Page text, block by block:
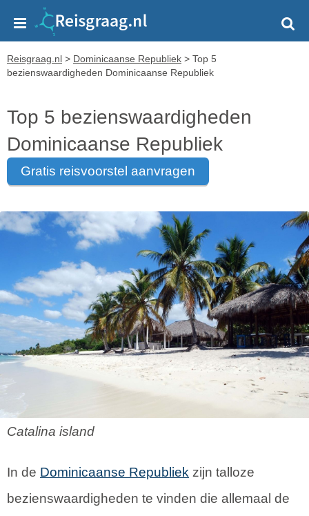
Reisgraag.nl > Dominicaanse Republiek > Top 5
bezienswaardigheden Dominicaanse Republiek
Top 5 bezienswaardigheden
Dominicaanse Republiek
gratis reisvoorstel aanvragen
Catalina island
In de Dominicaanse Republiek zijn talloze
bezienswaardigheden te vinden die allemaal de